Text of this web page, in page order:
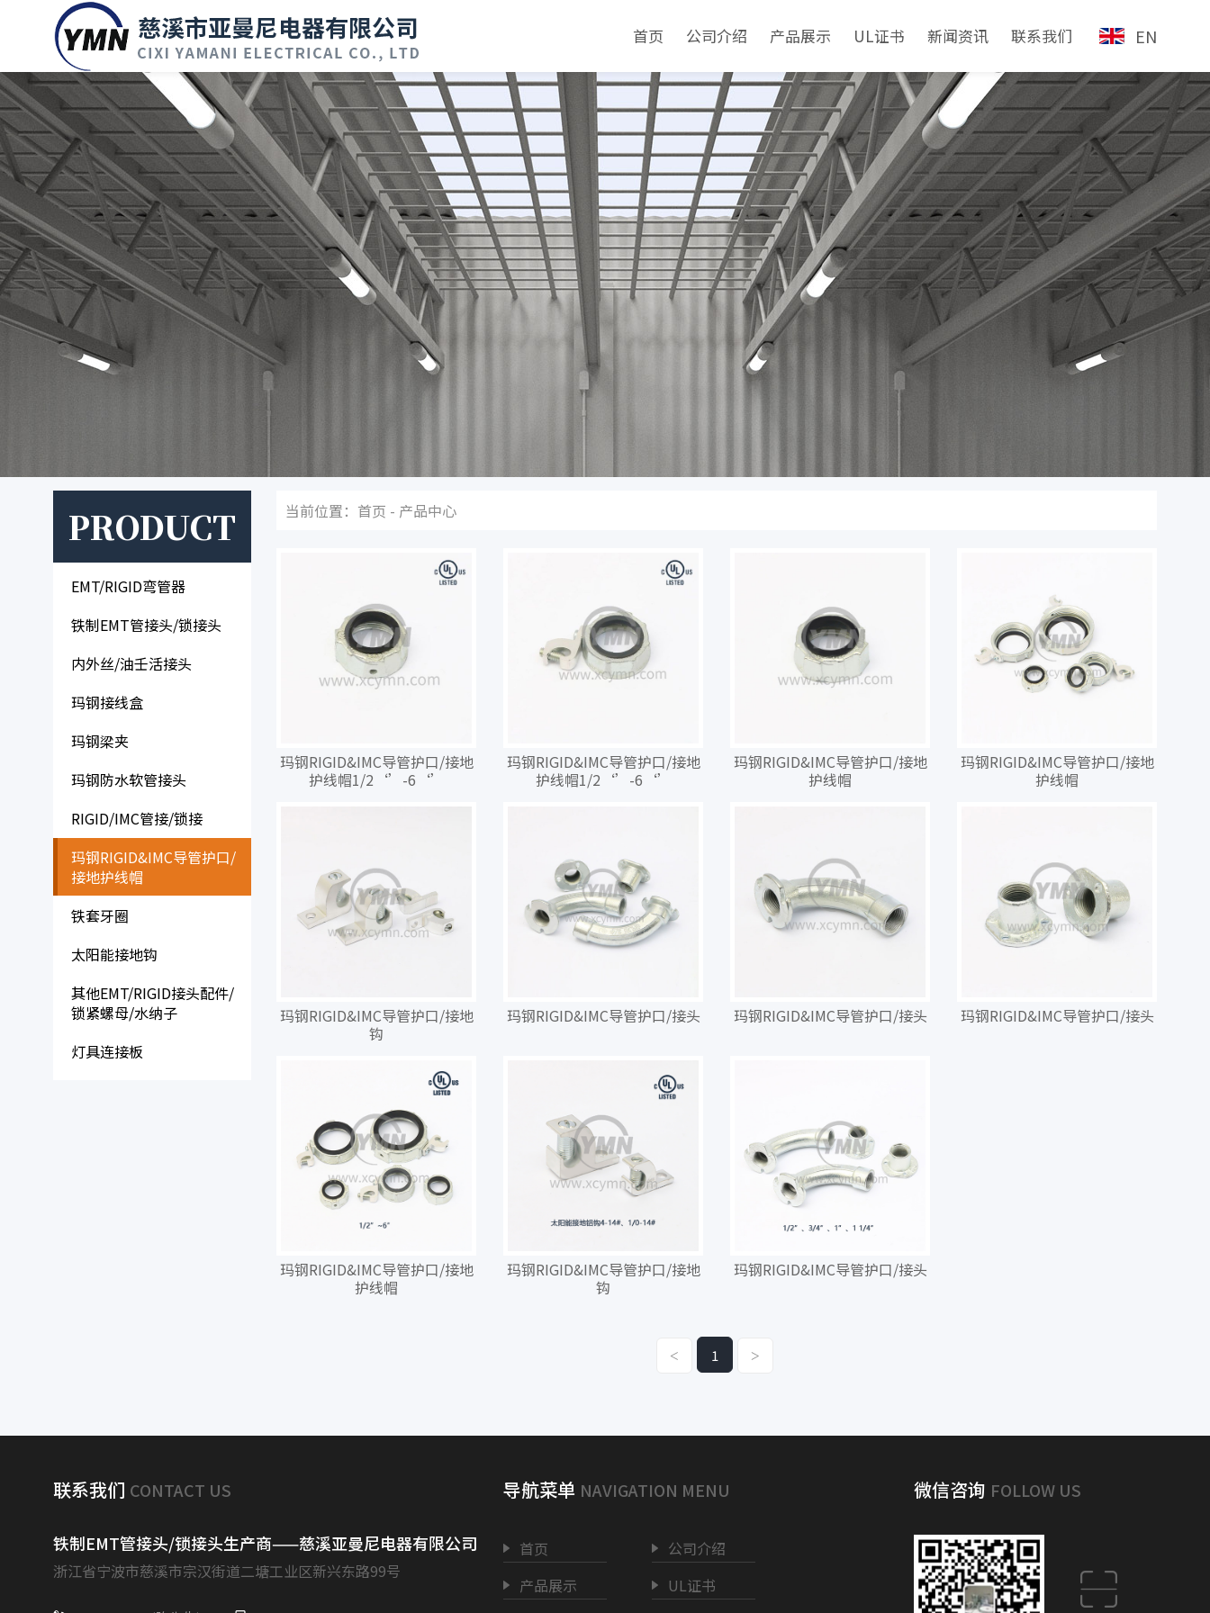
首页 公司介绍 产品展示 UL证书 新闻资讯 联系我们 EN
PRODUCT
EMT/RIGID弯管器
铁制EMT管接头/锁接头
内外丝/油壬活接头
玛钢接线盒
玛钢梁夹
玛钢防水软管接头
RIGID/IMC管接/锁接
玛钢RIGID&IMC导管护口/
接地护线帽
铁套牙圈
太阳能接地钩
其他EMT/RIGID接头配件/
锁紧螺母/水纳子
灯具连接板
当前位置： 首页 - 产品中心
玛钢RIGID&IMC导管护口/接地
护线帽1/2‘’-6‘’
玛钢RIGID&IMC导管护口/接地
护线帽1/2‘’-6‘’
玛钢RIGID&IMC导管护口/接地
护线帽
玛钢RIGID&IMC导管护口/接地
护线帽
玛钢RIGID&IMC导管护口/接地
钩
玛钢RIGID&IMC导管护口/接头 玛钢RIGID&IMC导管护口/接头 玛钢RIGID&IMC导管护口/接头
玛钢RIGID&IMC导管护口/接地
护线帽
玛钢RIGID&IMC导管护口/接地
钩
玛钢RIGID&IMC导管护口/接头
< 1 >
联系我们 CONTACT US
铁制EMT管接头/锁接头生产商——慈溪亚曼尼电器有限公司
浙江省宁波市慈溪市宗汉街道二塘工业区新兴东路99号
导航菜单 NAVIGATION MENU
首页
公司介绍
产品展示
UL证书
微信咨询 FOLLOW US